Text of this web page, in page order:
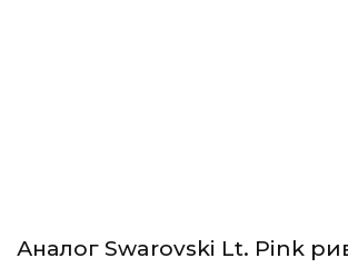
Аналог Swarovski Lt. Pink